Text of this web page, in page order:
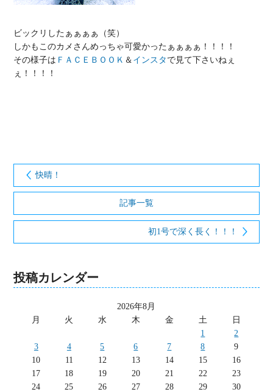
ビックリしたぁぁぁぁ（笑）
しかもこのカメさんめっちゃ可愛かったぁぁぁぁ！！！！
その様子は ＦＡＣＥＢＯＯＫ ＆ インスタ で見て下さいねぇ
ぇ！！！！
快晴！
記事一覧
初1号で深く長く！！！
投稿カレンダー
2026年8月
月
火 水 木 金 土
日
1
2
3
4 5 6 7 8
9
10
11 12 13 14 15
16
17
18 19 20 21 22
23
24
25 26 27 28 29
30